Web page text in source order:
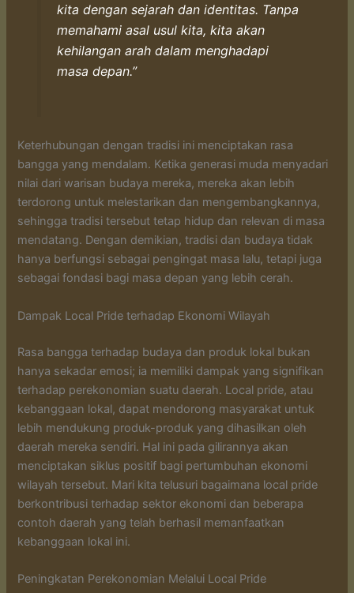
kita dengan sejarah dan identitas. Tanpa
memahami asal usul kita, kita akan
kehilangan arah dalam menghadapi
masa depan.”
Keterhubungan dengan tradisi ini menciptakan rasa
bangga yang mendalam. Ketika generasi muda menyadari
nilai dari warisan budaya mereka, mereka akan lebih
terdorong untuk melestarikan dan mengembangkannya,
sehingga tradisi tersebut tetap hidup dan relevan di masa
mendatang. Dengan demikian, tradisi dan budaya tidak
hanya berfungsi sebagai pengingat masa lalu, tetapi juga
sebagai fondasi bagi masa depan yang lebih cerah.
Dampak Local Pride terhadap Ekonomi Wilayah
Rasa bangga terhadap budaya dan produk lokal bukan
hanya sekadar emosi; ia memiliki dampak yang signifikan
terhadap perekonomian suatu daerah. Local pride, atau
kebanggaan lokal, dapat mendorong masyarakat untuk
lebih mendukung produk-produk yang dihasilkan oleh
daerah mereka sendiri. Hal ini pada gilirannya akan
menciptakan siklus positif bagi pertumbuhan ekonomi
wilayah tersebut. Mari kita telusuri bagaimana local pride
berkontribusi terhadap sektor ekonomi dan beberapa
contoh daerah yang telah berhasil memanfaatkan
kebanggaan lokal ini.
Peningkatan Perekonomian Melalui Local Pride